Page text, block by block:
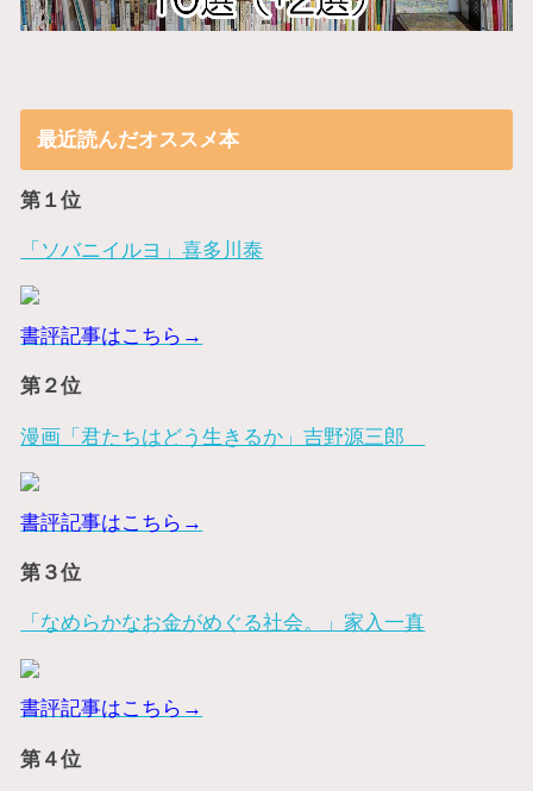
最近読んだオススメ本
第１位
「ソバニイルヨ」喜多川泰
書評記事はこちら→
第２位
漫画「君たちはどう生きるか」吉野源三郎
書評記事はこちら→
第３位
「なめらかなお金がめぐる社会。」家入一真
書評記事はこちら→
第４位